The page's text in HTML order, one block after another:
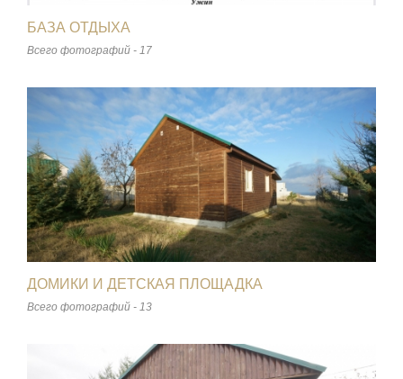
БАЗА ОТДЫХА
Всего фотографий - 17
ДОМИКИ И ДЕТСКАЯ ПЛОЩАДКА
Всего фотографий - 13